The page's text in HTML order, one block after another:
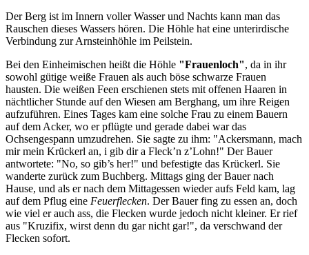
Der Berg ist im Innern voller Wasser und Nachts kann man das
Rauschen dieses Wassers hören. Die Höhle hat eine unterirdische
Verbindung zur Arnsteinhöhle im Peilstein.
Bei den Einheimischen heißt die Höhle "Frauenloch", da in ihr
sowohl gütige weiße Frauen als auch böse schwarze Frauen
hausten. Die weißen Feen erschienen stets mit offenen Haaren in
nächtlicher Stunde auf den Wiesen am Berghang, um ihre Reigen
aufzuführen. Eines Tages kam eine solche Frau zu einem Bauern
auf dem Acker, wo er pflügte und gerade dabei war das
Ochsengespann umzudrehen. Sie sagte zu ihm: "Ackersmann, mach
mir mein Krückerl an, i gib dir a Fleck’n z’Lohn!" Der Bauer
antwortete: "No, so gib’s her!" und befestigte das Krückerl. Sie
wanderte zurück zum Buchberg. Mittags ging der Bauer nach
Hause, und als er nach dem Mittagessen wieder aufs Feld kam, lag
auf dem Pflug eine Feuerflecken. Der Bauer fing zu essen an, doch
wie viel er auch ass, die Flecken wurde jedoch nicht kleiner. Er rief
aus "Kruzifix, wirst denn du gar nicht gar!", da verschwand der
Flecken sofort.